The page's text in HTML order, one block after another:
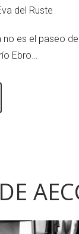
del Ruste
es el paseo
Ebro…